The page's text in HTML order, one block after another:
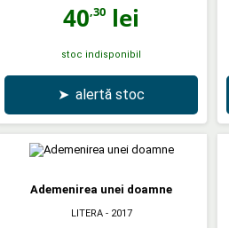
40,30 lei
stoc indisponibil
➤ alertă stoc
Ademenirea unei doamne
LITERA- 2017